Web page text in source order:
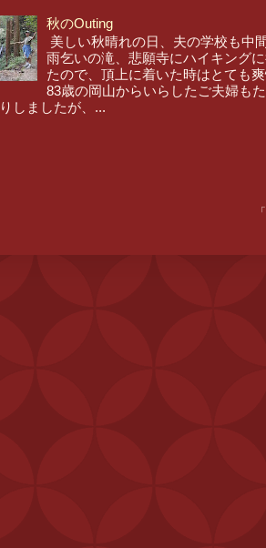
秋のOuting
美しい秋晴れの日、夫の学校も中
雨乞いの滝、悲願寺にハイキング
たので、頂上に着いた時はとても
83歳の岡山からいらしたご夫婦も
しましたが、...